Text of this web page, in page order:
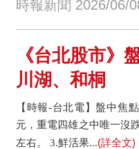
時報新聞 2026/06/
《台北股市》
川湖、和桐
【時報-台北電】盤中焦
元，重電四雄之中唯一沒
左右。 3.鮮活果...(詳全文)